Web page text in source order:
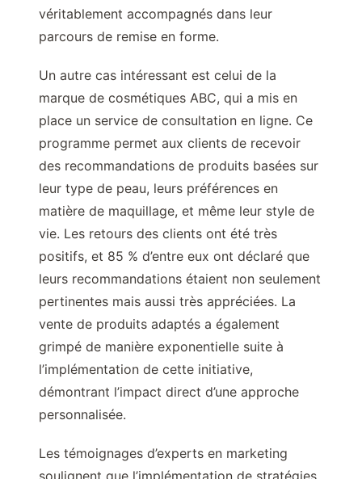
véritablement accompagnés dans leur
parcours de remise en forme.
Un autre cas intéressant est celui de la
marque de cosmétiques ABC, qui a mis en
place un service de consultation en ligne. Ce
programme permet aux clients de recevoir
des recommandations de produits basées sur
leur type de peau, leurs préférences en
matière de maquillage, et même leur style de
vie. Les retours des clients ont été très
positifs, et 85 % d’entre eux ont déclaré que
leurs recommandations étaient non seulement
pertinentes mais aussi très appréciées. La
vente de produits adaptés a également
grimpé de manière exponentielle suite à
l’implémentation de cette initiative,
démontrant l’impact direct d’une approche
personnalisée.
Les témoignages d’experts en marketing
soulignent que l’implémentation de stratégies